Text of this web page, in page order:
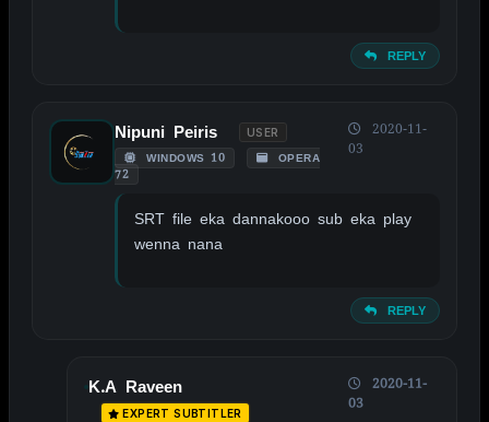
REPLY
Nipuni Peiris USER
WINDOWS 10
OPERA
72
2020-11-
03
SRT file eka dannakooo sub eka play
wenna nana
REPLY
K.A Raveen
EXPERT SUBTITLER
2020-11-
03